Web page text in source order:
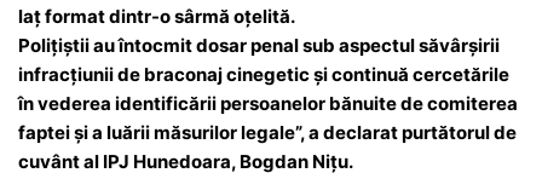
laț format dintr-o sârmă oțelită.
Polițiștii au întocmit dosar penal sub aspectul săvârşirii
infracţiunii de braconaj cinegetic și continuă cercetările
în vederea identificării persoanelor bănuite de comiterea
faptei și a luării măsurilor legale”, a declarat purtătorul de
cuvânt al IPJ Hunedoara, Bogdan Nițu.